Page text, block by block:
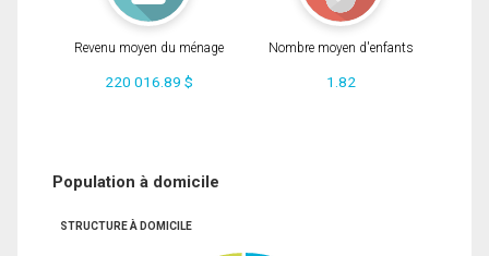
Revenu moyen du ménage
220 016.89 $
Nombre moyen d'enfants
1.82
Population à domicile
STRUCTURE À DOMICILE